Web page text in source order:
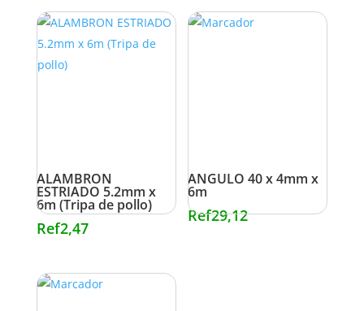
ALAMBRON
ESTRIADO 5.2mm x
6m (Tripa de pollo)
Ref2,47
ANGULO 40 x 4mm x
6m
Ref29,12